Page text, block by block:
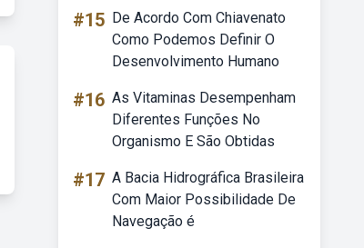
#15 De Acordo Com Chiavenato
Como Podemos Definir O
Desenvolvimento Humano
#16 As Vitaminas Desempenham
Diferentes Funções No
Organismo E São Obtidas
#17 A Bacia Hidrográfica Brasileira
Com Maior Possibilidade De
Navegação é